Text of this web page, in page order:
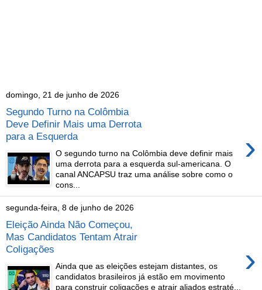
domingo, 21 de junho de 2026
Segundo Turno na Colômbia
Deve Definir Mais uma Derrota
para a Esquerda
›
O segundo turno na Colômbia deve definir mais
uma derrota para a esquerda sul-americana. O
canal ANCAPSU traz uma análise sobre como o
cons...
segunda-feira, 8 de junho de 2026
Eleição Ainda Não Começou,
Mas Candidatos Tentam Atrair
Coligações
›
Ainda que as eleições estejam distantes, os
candidatos brasileiros já estão em movimento
para construir coligações e atrair aliados estraté...